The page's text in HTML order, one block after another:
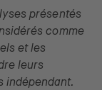
présentés
comme
et les
leurs
indépendant.